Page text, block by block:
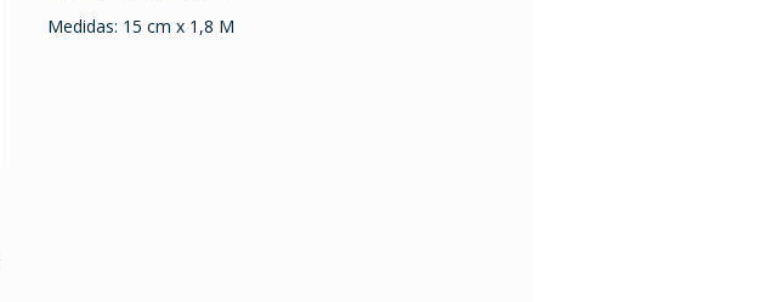
Medidas: 15 cm x 1,8 M